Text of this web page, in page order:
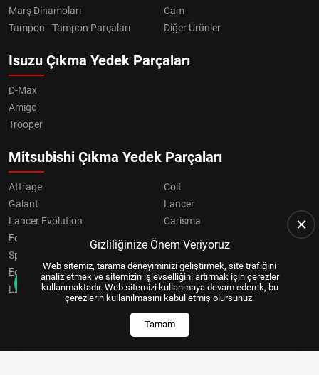
Marş Dinamoları
Cam
Tampon - Tampon Parçaları
Diğer Ürünler
Isuzu Çıkma Yedek Parçaları
D-Max
Amigo
Trooper
Mitsubishi Çıkma Yedek Parçaları
Attrage
Colt
Galant
Lancer
Lancer Evolution
Carisma
Eclipse
Grandis
Space Star
Eclipse Cross
OUTLANDER
L200
Pajero
Gizliliğinize Önem Veriyoruz
Web sitemiz, tarama deneyiminizi geliştirmek, site trafiğini
analiz etmek ve sitemizin işlevselliğini artırmak için çerezler
kullanmaktadır. Web sitemizi kullanmaya devam ederek, bu
çerezlerin kullanılmasını kabul etmiş olursunuz.
Tamam